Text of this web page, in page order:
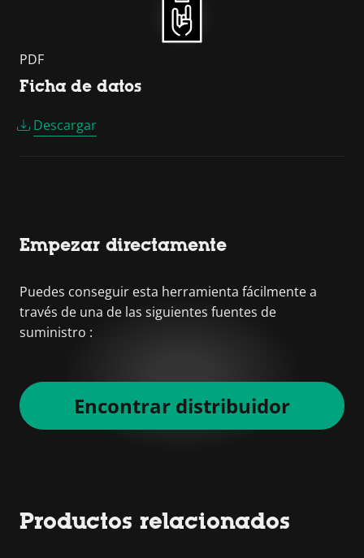
PDF
Ficha de datos
Descargar
Empezar directamente
Puedes conseguir esta herramienta fácilmente a
través de una de las siguientes fuentes de
suministro :
Encontrar distribuidor
Productos relacionados